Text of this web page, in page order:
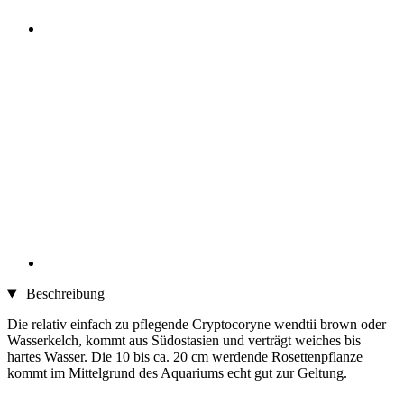
Beschreibung
Die relativ einfach zu pflegende Cryptocoryne wendtii brown oder
Wasserkelch, kommt aus Südostasien und verträgt weiches bis
hartes Wasser. Die 10 bis ca. 20 cm werdende Rosettenpflanze
kommt im Mittelgrund des Aquariums echt gut zur Geltung.